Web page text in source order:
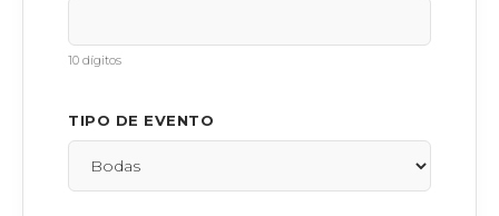
10 dígitos
TIPO DE EVENTO